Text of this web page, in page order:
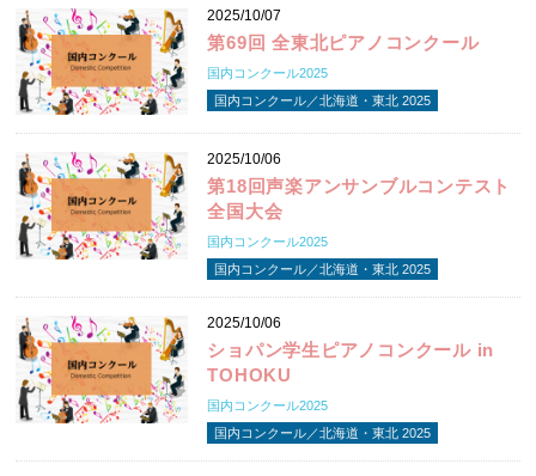
2025/10/07
第69回 全東北ピアノコンクール
国内コンクール2025
国内コンクール／北海道・東北 2025
2025/10/06
第18回声楽アンサンブルコンテスト
全国大会
国内コンクール2025
国内コンクール／北海道・東北 2025
2025/10/06
ショパン学生ピアノコンクール in
TOHOKU
国内コンクール2025
国内コンクール／北海道・東北 2025